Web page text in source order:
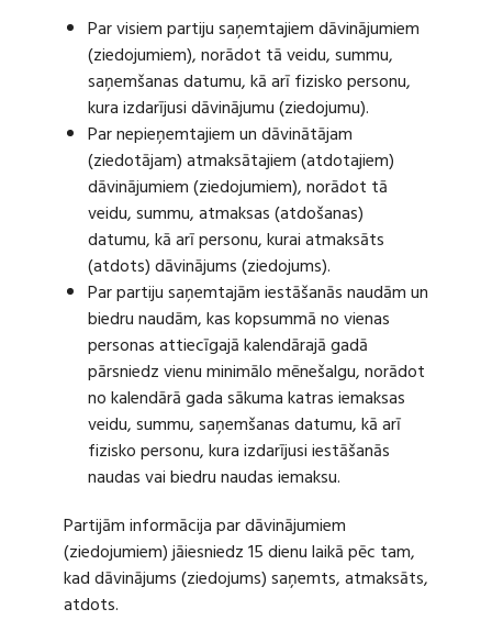
Par visiem partiju saņemtajiem dāvinājumiem
(ziedojumiem), norādot tā veidu, summu,
saņemšanas datumu, kā arī fizisko personu,
kura izdarījusi dāvinājumu (ziedojumu).
Par nepieņemtajiem un dāvinātājam
(ziedotājam) atmaksātajiem (atdotajiem)
dāvinājumiem (ziedojumiem), norādot tā
veidu, summu, atmaksas (atdošanas)
datumu, kā arī personu, kurai atmaksāts
(atdots) dāvinājums (ziedojums).
Par partiju saņemtajām iestāšanās naudām un
biedru naudām, kas kopsummā no vienas
personas attiecīgajā kalendārajā gadā
pārsniedz vienu minimālo mēnešalgu, norādot
no kalendārā gada sākuma katras iemaksas
veidu, summu, saņemšanas datumu, kā arī
fizisko personu, kura izdarījusi iestāšanās
naudas vai biedru naudas iemaksu.
Partijām informācija par dāvinājumiem
(ziedojumiem) jāiesniedz 15 dienu laikā pēc tam,
kad dāvinājums (ziedojums) saņemts, atmaksāts,
atdots.